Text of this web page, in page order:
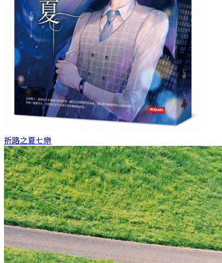
祈路之夏七樂